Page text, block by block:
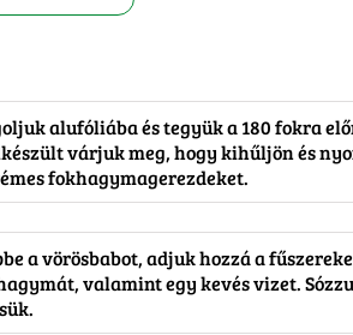
alufóliába és tegyük a 180 fokra
várjuk meg, hogy kihűljön és
fokhagymagerezdeket.
a vörösbabot, adjuk hozzá a
valamint egy kevés vizet.